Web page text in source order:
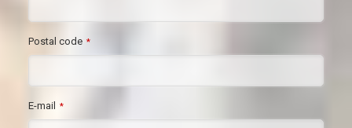
Postal code *
E-mail *